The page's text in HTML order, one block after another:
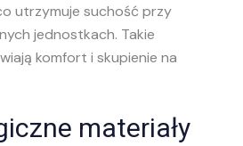
utrzymuje suchość przy
jednostkach. Takie
komfort i skupienie na
materiały